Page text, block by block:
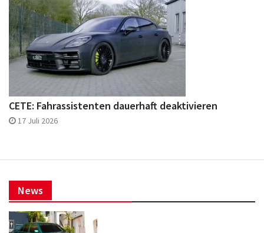
CETE: Fahrassistenten dauerhaft deaktivieren
17 Juli 2026
News